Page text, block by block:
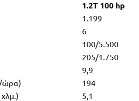
1.2T 100 hp
1.199
6
100/5.500
205/1.750
9,9
ώρα)
194
5,1